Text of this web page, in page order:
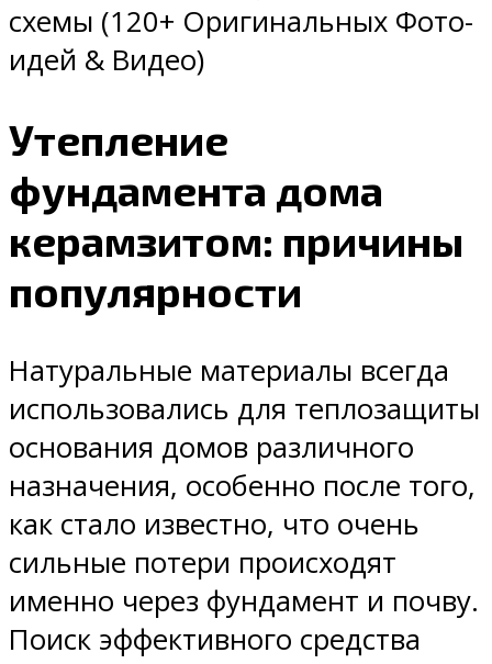
схемы (120+ Оригинальных Фото-
идей & Видео)
Утепление
фундамента дома
керамзитом: причины
популярности
Натуральные материалы всегда
использовались для теплозащиты
основания домов различного
назначения, особенно после того,
как стало известно, что очень
сильные потери происходят
именно через фундамент и почву.
Поиск эффективного средства